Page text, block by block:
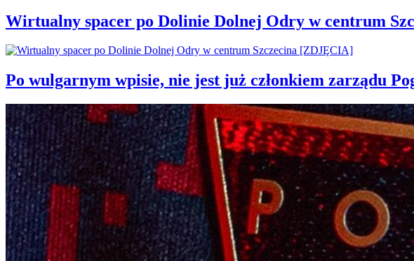
Wirtualny spacer po Dolinie Dolnej Odry w centrum
Po wulgarnym wpisie, nie jest już członkiem zarządu